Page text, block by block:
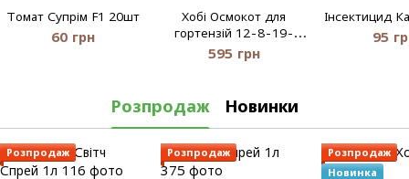
Томат Супрім F1 20шт
60 грн
Хобі Осмокот для
гортензій 12-8-19-
2MgO+TE, 5-6М, 1 кг
595 грн
Інсектицид
95
Розпродаж Новинки
Розпродаж Розпродаж
Розпродаж
Новинка